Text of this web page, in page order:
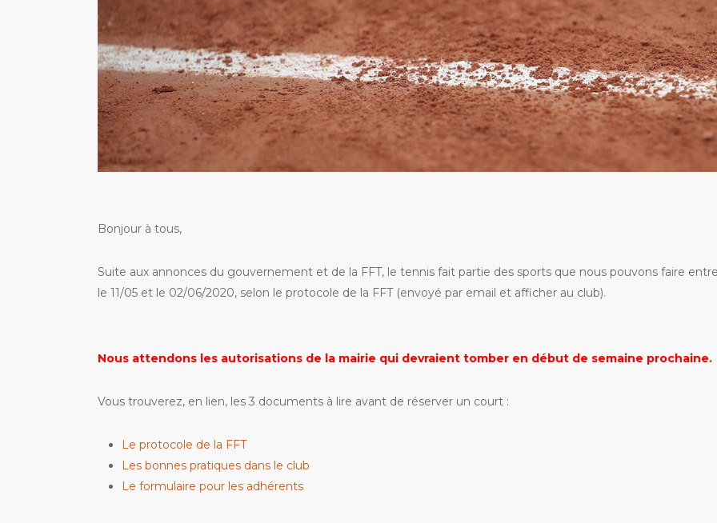
Bonjour à tous,
Suite aux annonces du gouvernement et de la FFT, le tennis fait partie des sports que nous pouvons faire
le 11/05 et le 02/06/2020, selon le protocole de la FFT (envoyé par email et afficher au club).
Nous attendons les autorisations de la mairie qui devraient tomber en début de semaine prochaine.
Vous trouverez, en lien, les 3 documents à lire avant de réserver un court :
Le protocole de la FFT
Les bonnes pratiques dans le club
Le formulaire pour les adhérents